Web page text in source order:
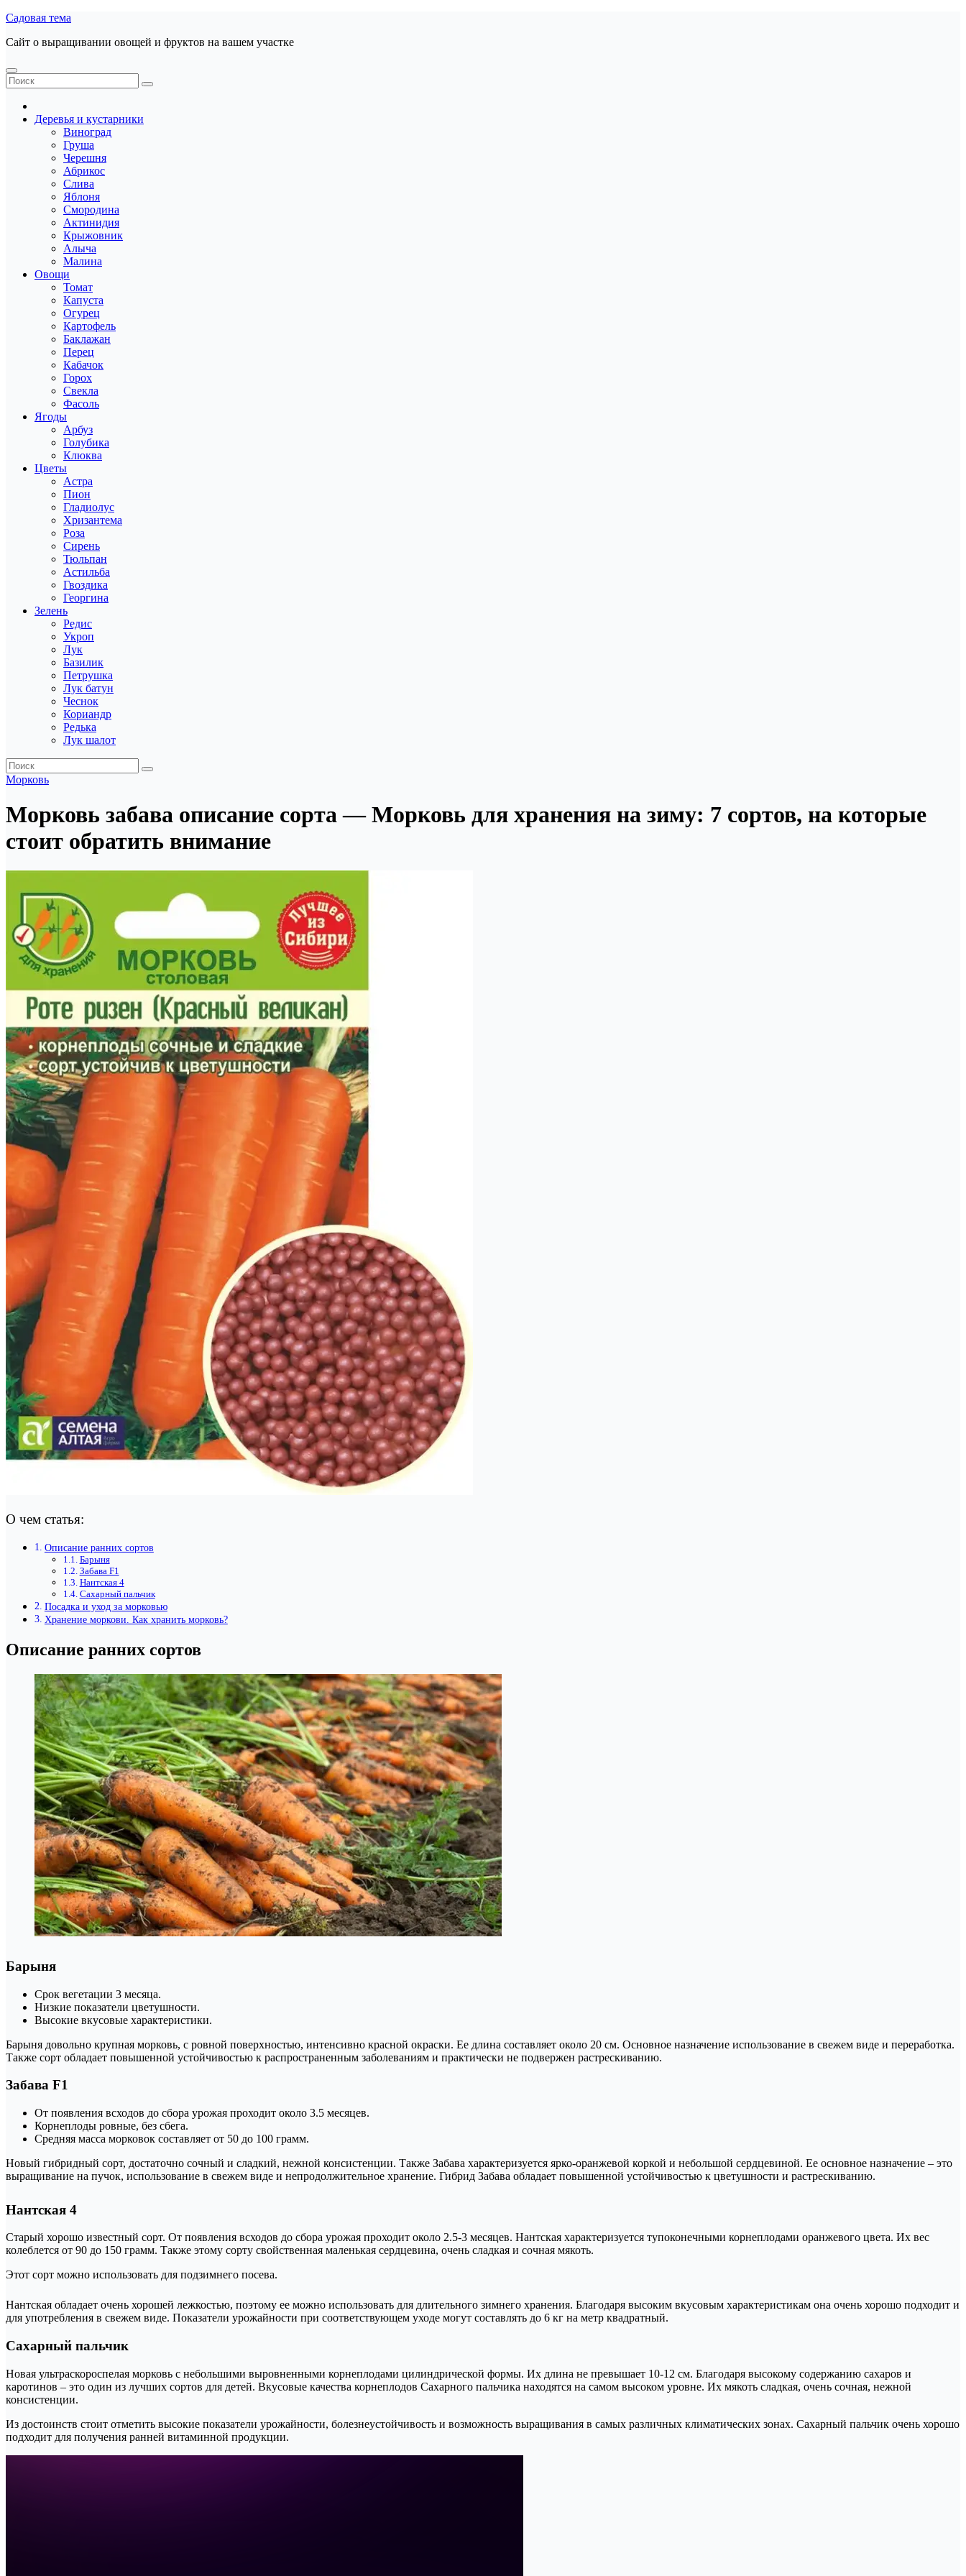
Перейти
содержанию
Садовая тема
Сайт о выращивании овощей и фруктов на вашем участке
Деревья и кустарники
Виноград
Груша
Черешня
Абрикос
Слива
Яблоня
Смородина
Актинидия
Крыжовник
Алыча
Малина
Овощи
Томат
Капуста
Огурец
Картофель
Баклажан
Перец
Кабачок
Горох
Свекла
Фасоль
Ягоды
Арбуз
Голубика
Клюква
Цветы
Астра
Пион
Гладиолус
Хризантема
Роза
Сирень
Тюльпан
Астильба
Гвоздика
Георгина
Зелень
Редис
Укроп
Лук
Базилик
Петрушка
Лук батун
Чеснок
Кориандр
Редька
Лук шалот
Морковь
Морковь забава описание сорта — Морковь для хранения на зиму: 7 сортов, на которые
стоит обратить внимание
О чем статья:
Описание ранних сортов
Барыня
Забава F1
Нантская 4
Сахарный пальчик
Посадка и уход за морковью
Хранение моркови. Как хранить морковь?
Описание ранних сортов
Барыня
Срок вегетации 3 месяца.
Низкие показатели цветушности.
Высокие вкусовые характеристики.
Барыня довольно крупная морковь, с ровной поверхностью, интенсивно красной окраски. Ее длина составляет около 20 см. Основное назначение использование в свежем виде и переработка.
Также сорт обладает повышенной устойчивостью к распространенным заболеваниям и практически не подвержен растрескиванию.
Забава F1
От появления всходов до сбора урожая проходит около 3.5 месяцев.
Корнеплоды ровные, без сбега.
Средняя масса морковок составляет от 50 до 100 грамм.
Новый гибридный сорт, достаточно сочный и сладкий, нежной консистенции. Также Забава характеризуется ярко-оранжевой коркой и небольшой сердцевиной. Ее основное назначение – это
выращивание на пучок, использование в свежем виде и непродолжительное хранение. Гибрид Забава обладает повышенной устойчивостью к цветушности и растрескиванию.
Нантская 4
Старый хорошо известный сорт. От появления всходов до сбора урожая проходит около 2.5-3 месяцев. Нантская характеризуется тупоконечными корнеплодами оранжевого цвета. Их вес
колеблется от 90 до 150 грамм. Также этому сорту свойственная маленькая сердцевина, очень сладкая и сочная мякоть.
Этот сорт можно использовать для подзимнего посева.
Нантская обладает очень хорошей лежкостью, поэтому ее можно использовать для длительного зимнего хранения. Благодаря высоким вкусовым характеристикам она очень хорошо подходит и
для употребления в свежем виде. Показатели урожайности при соответствующем уходе могут составлять до 6 кг на метр квадратный.
Сахарный пальчик
Новая ультраскороспелая морковь с небольшими выровненными корнеплодами цилиндрической формы. Их длина не превышает 10-12 см. Благодаря высокому содержанию сахаров и
каротинов – это один из лучших сортов для детей. Вкусовые качества корнеплодов Сахарного пальчика находятся на самом высоком уровне. Их мякоть сладкая, очень сочная, нежной
консистенции.
Из достоинств стоит отметить высокие показатели урожайности, болезнеустойчивость и возможность выращивания в самых различных климатических зонах. Сахарный пальчик очень хорошо
подходит для получения ранней витаминной продукции.